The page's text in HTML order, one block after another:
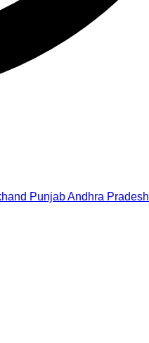
PunjabAndhra Pradesh